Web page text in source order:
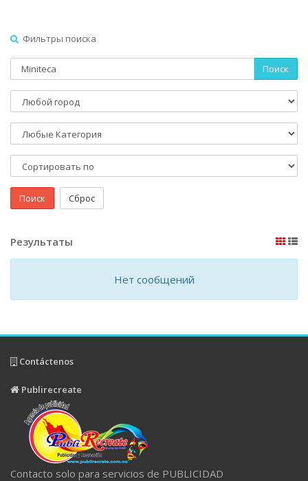
Фильтры поиска
Поиск
Поиск Сброс
Результаты
Нет сообщений
Contáctenos
Publirecreate
Contacto solo para servicios de PUBLICIDAD